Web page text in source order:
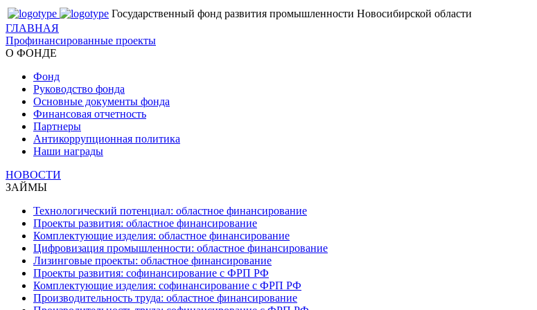
Государственный фонд развития промышленности Новосибирской области
ГЛАВНАЯ
Профинансированные проекты
О ФОНДЕ
Фонд
Руководство фонда
Основные документы фонда
Финансовая отчетность
Партнеры
Антикоррупционная политика
Наши награды
НОВОСТИ
ЗАЙМЫ
Технологический потенциал: областное финансирование
Проекты развития: областное финансирование
Комплектующие изделия: областное финансирование
Цифровизация промышленности: областное финансирование
Лизинговые проекты: областное финансирование
Проекты развития: софинансирование с ФРП РФ
Комплектующие изделия: софинансирование с ФРП РФ
Производительность труда: областное финансирование